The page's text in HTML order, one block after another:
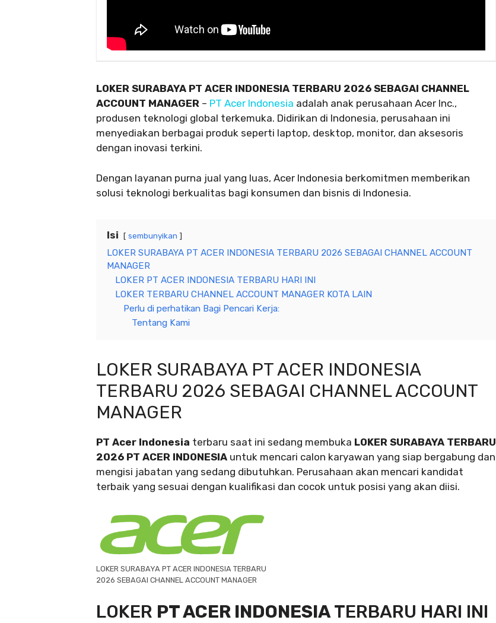
LOKER SURABAYA PT ACER INDONESIA TERBARU 2026 SEBAGAI CHANNEL
ACCOUNT MANAGER – PT Acer Indonesia adalah anak perusahaan Acer Inc.,
produsen teknologi global terkemuka. Didirikan di Indonesia, perusahaan ini
menyediakan berbagai produk seperti laptop, desktop, monitor, dan aksesoris
dengan inovasi terkini.
Dengan layanan purna jual yang luas, Acer Indonesia berkomitmen memberikan
solusi teknologi berkualitas bagi konsumen dan bisnis di Indonesia.
Isi sembunyikan
LOKER SURABAYA PT ACER INDONESIA TERBARU 2026 SEBAGAI CHANNEL ACCOUNT
MANAGER
LOKER PT ACER INDONESIA TERBARU HARI INI
LOKER TERBARU CHANNEL ACCOUNT MANAGER KOTA LAIN
Perlu di perhatikan Bagi Pencari Kerja:
Tentang Kami
LOKER SURABAYA PT ACER INDONESIA
TERBARU 2026 SEBAGAI CHANNEL ACCOUNT
MANAGER
PT Acer Indonesia terbaru saat ini sedang membuka LOKER SURABAYA TERBARU
2026 PT ACER INDONESIA untuk mencari calon karyawan yang siap bergabung dan
mengisi jabatan yang sedang dibutuhkan. Perusahaan akan mencari kandidat
terbaik yang sesuai dengan kualifikasi dan cocok untuk posisi yang akan diisi.
LOKER SURABAYA PT ACER INDONESIA TERBARU
2026 SEBAGAI CHANNEL ACCOUNT MANAGER
LOKER PT ACER INDONESIATERBARU HARI INI